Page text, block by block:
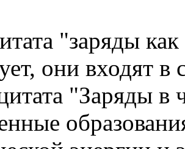
"заряды
они входят в
"Заряды в